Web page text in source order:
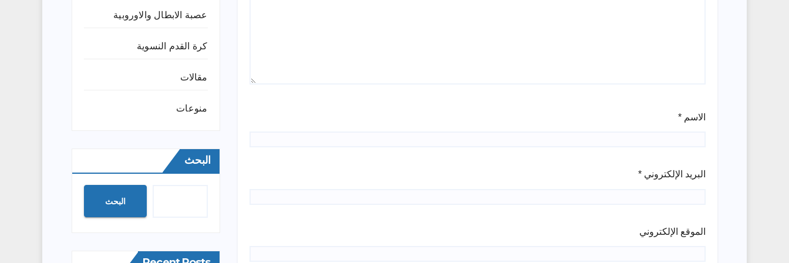
الاسم *
البريد الإلكتروني *
الموقع الإلكتروني
عصبة الابطال والاوروبية
كرة القدم النسوية
مقالات
منوعات
البحث
البحث